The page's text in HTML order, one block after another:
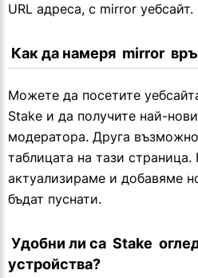
URL адреса, с mirror уебсайт.
Как да намеря  mirror
Можете да посетите
Stake и да получите най-
модератора. Друга
таблицата на тази
актуализираме и добавяме
бъдат пуснати.
устройства?